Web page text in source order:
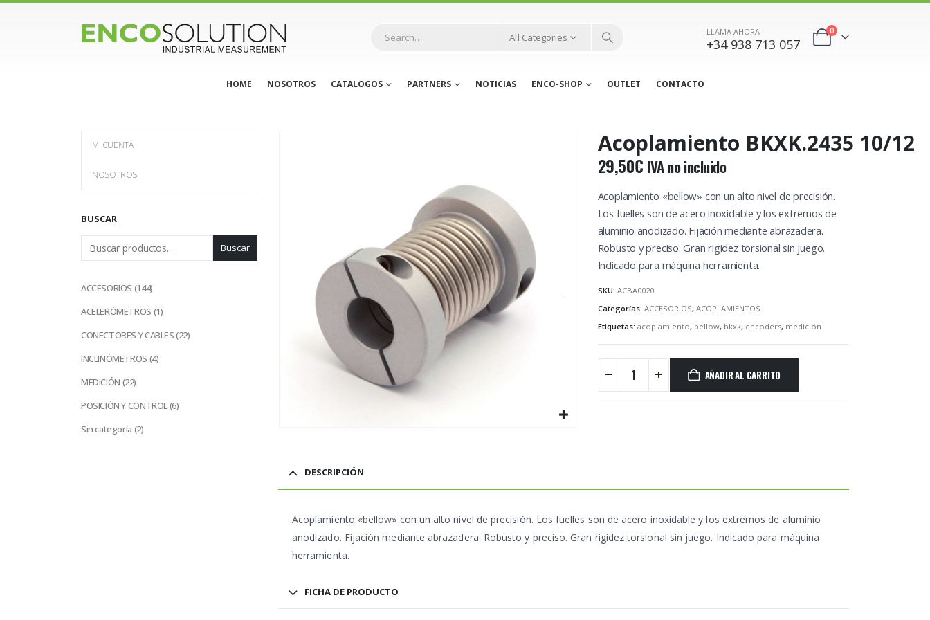
All Categories LLAMA AHORA
+34 938 713 057
0
HOME NOSOTROS CATALOGOS PARTNERS NOTICIAS ENCO-SHOP OUTLET CONTACTO
Acoplamiento BKXK.2435 10/12
29,50€ IVA no incluido
Acoplamiento «bellow» con un alto nivel de precisión.
Los fuelles son de acero inoxidable y los extremos de
aluminio anodizado. Fijación mediante abrazadera.
Robusto y preciso. Gran rigidez torsional sin juego.
Indicado para máquina herramienta.
SKU: ACBA0020
Categorías: ACCESORIOS, ACOPLAMIENTOS
Etiquetas: acoplamiento, bellow, bkxk, encoders, medición
AÑADIR AL CARRITO
DESCRIPCIÓN
Acoplamiento «bellow» con un alto nivel de precisión. Los fuelles son de acero inoxidable y los extremos de aluminio
anodizado. Fijación mediante abrazadera. Robusto y preciso. Gran rigidez torsional sin juego. Indicado para máquina
herramienta.
FICHA DE PRODUCTO
MI CUENTA
NOSOTROS
BUSCAR
Buscar
ACCESORIOS 144144
ACELERÓMETROS 11
CONECTORES Y CABLES 2222
INCLINÓMETROS 44
MEDICIÓN 2222
POSICIÓN Y CONTROL 66
Sin categoría 22